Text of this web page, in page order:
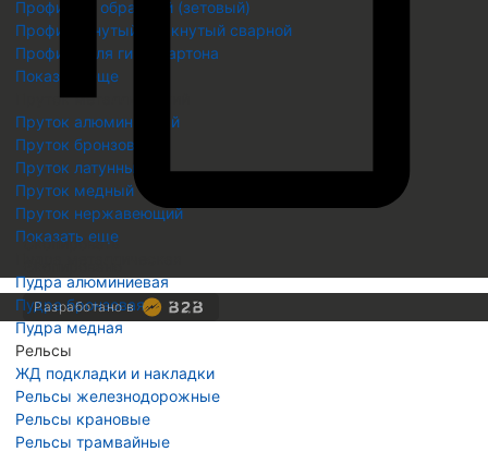
Профиль Z образный (зетовый)
Профиль гнутый замкнутый сварной
Профиль для гипсокартона
Показать еще
Пруток металлический
Пруток алюминиевый
Пруток бронзовый
Пруток латунный
Пруток медный
Пруток нержавеющий
Показать еще
Пудра алюминиевая
Пудра бронзовая
Пудра медная
Рельсы
ЖД подкладки и накладки
Рельсы железнодорожные
Рельсы крановые
Рельсы трамвайные
Скопировать
Разработано в